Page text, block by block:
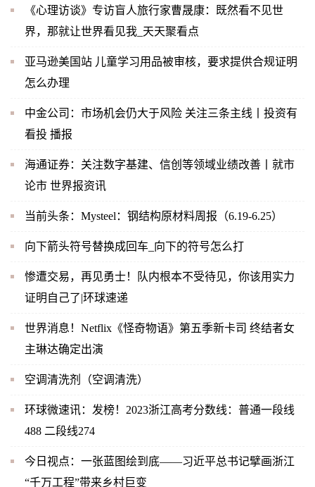
《心理访谈》专访盲人旅行家曹晟康：既然看不见世
界，那就让世界看见我_天天聚看点
亚马逊美国站 儿童学习用品被审核，要求提供合规证明
怎么办理
中金公司：市场机会仍大于风险 关注三条主线丨投资有
看投 播报
海通证券：关注数字基建、信创等领域业绩改善丨就市
论市 世界报资讯
当前头条：Mysteel：钢结构原材料周报（6.19-6.25）
向下箭头符号替换成回车_向下的符号怎么打
惨遭交易，再见勇士！队内根本不受待见，你该用实力
证明自己了|环球速递
世界消息！Netflix《怪奇物语》第五季新卡司 终结者女
主琳达确定出演
空调清洗剂（空调清洗）
环球微速讯：发榜！2023浙江高考分数线：普通一段线
488 二段线274
今日视点：一张蓝图绘到底——习近平总书记擘画浙江
“千万工程”带来乡村巨变